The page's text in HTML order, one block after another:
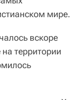
мире.
вскоре
территории